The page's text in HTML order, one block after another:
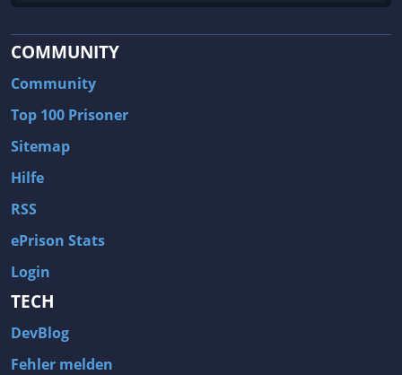
COMMUNITY
Community
Top 100 Prisoner
Sitemap
Hilfe
RSS
ePrison Stats
Login
TECH
DevBlog
Fehler melden